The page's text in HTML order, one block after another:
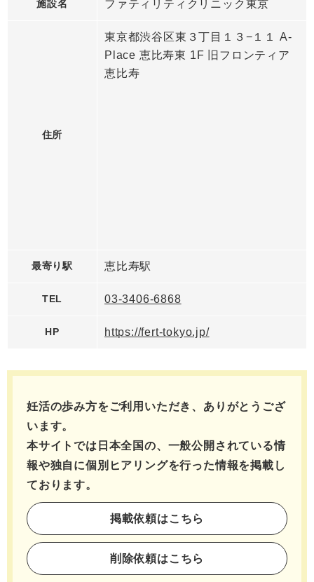
施設名 ファティリティクリニック東京
住所
東京都渋谷区東３丁目１３−１１ A-
Place 恵比寿東 1F 旧フロンティア
恵比寿
最寄り駅 恵比寿駅
TEL 03-3406-6868
HP https://fert-tokyo.jp/
妊活の歩み方をご利用いただき、ありがとうござ
います。
本サイトでは日本全国の、一般公開されている情
報や独自に個別ヒアリングを行った情報を掲載し
ております。
掲載依頼はこちら
削除依頼はこちら